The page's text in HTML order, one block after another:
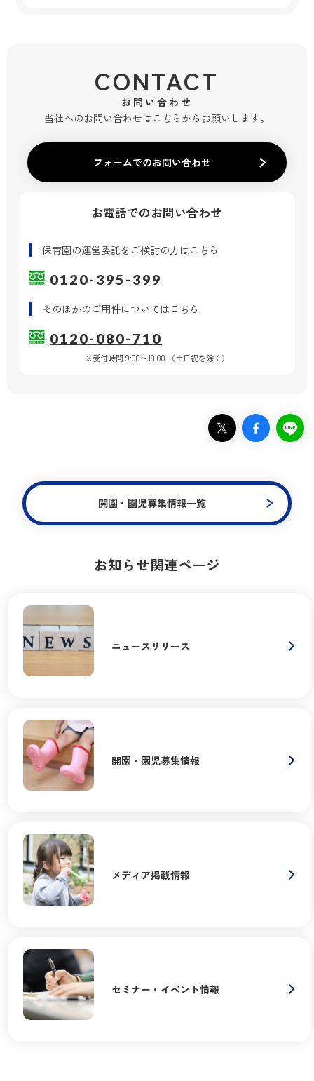
CONTACT
お問い合わせ
当社へのお問い合わせはこちらからお願いします。
フォームでのお問い合わせ
お電話でのお問い合わせ
保育園の運営委託をご検討の方はこちら
0120-395-399
そのほかのご用件についてはこちら
0120-080-710
※受付時間 9:00〜18:00 （土日祝を除く）
開園・園児募集情報一覧
お知らせ関連ページ
ニュースリリース
開園・園児募集情報
メディア掲載情報
セミナー・イベント情報